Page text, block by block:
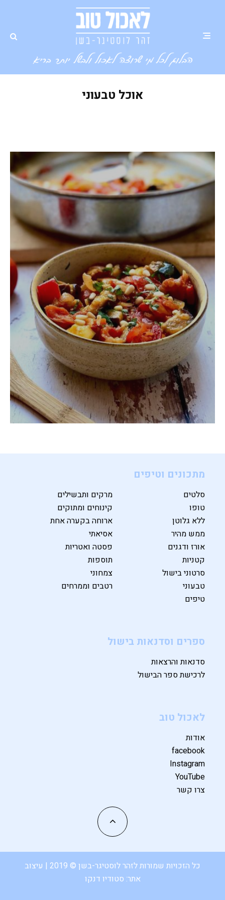
אוכל טבעוני
מתכונים וטיפים
סלטים
מרקים ותבשילים
טופו
קינוחים ומתוקים
ללא גלוטן
ארוחה בקערה אחת
ממש מהיר
אסיאתי
אורז ודגנים
פסטה ואטריות
קטניות
תוספות
סרטוני בישול
צמחוני
טבעוני
רטבים וממרחים
טיפים
ספרים וסדנאות בישול
סדנאות והרצאות
לרכישת ספר הבישול
לאכול טוב
אודות
facebook
Instagram
YouTube
צרו קשר
כל הזכויות שמורות לזהר לוסטיגר-בשן © 2019 | עיצוב
אתר: סטודיו דנקו